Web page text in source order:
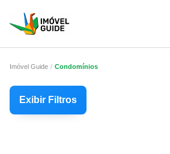
Imóvel Guide Condomínios
Exibir Filtros